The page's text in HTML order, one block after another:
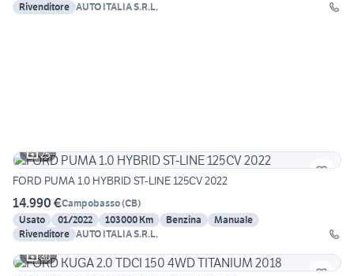
Rivenditore AUTO ITALIA S.R.L.
25
FORD PUMA 1.0 HYBRID ST-LINE 125CV 2022
14.990 €Campobasso(CB)
Usato
01/2022 103000 Km Benzina
Manuale
Rivenditore AUTO ITALIA S.R.L.
30